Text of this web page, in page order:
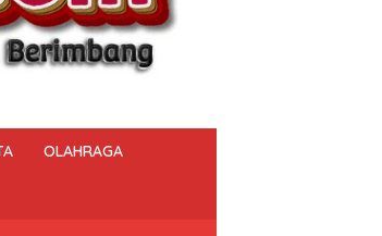
OLAHRAGA